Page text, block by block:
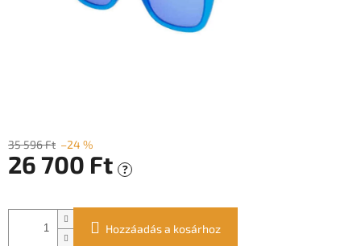
35 596 Ft –24 %
26 700 Ft ?
Hozzáadás a kosárhoz